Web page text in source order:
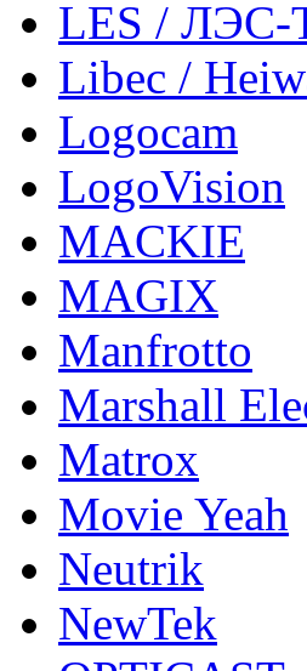
LES / ЛЭС-
Libec /
Logocam
LogoVision
MACKIE
MAGIX
Manfrotto
Marshall
Matrox
Movie Yeah
Neutrik
NewTek